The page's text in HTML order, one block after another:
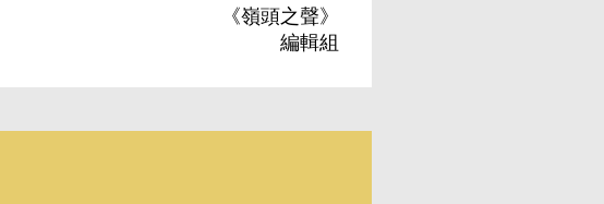
《嶺頭之聲》
編輯組